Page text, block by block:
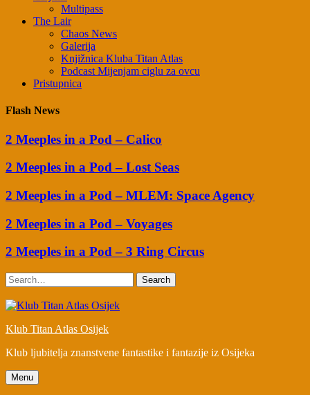
Multipass
The Lair
Chaos News
Galerija
Knjižnica Kluba Titan Atlas
Podcast Mijenjam ciglu za ovcu
Pristupnica
Flash News
2 Meeples in a Pod – Calico
2 Meeples in a Pod – Lost Seas
2 Meeples in a Pod – MLEM: Space Agency
2 Meeples in a Pod – Voyages
2 Meeples in a Pod – 3 Ring Circus
Search
Klub Titan Atlas Osijek
Klub ljubitelja znanstvene fantastike i fantazije iz Osijeka
Menu